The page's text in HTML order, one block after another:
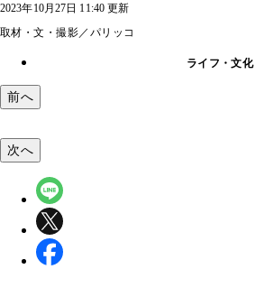
2023年10月27日 11:40 更新
取材・文・撮影／パリッコ
ライフ・文化
前へ
次へ